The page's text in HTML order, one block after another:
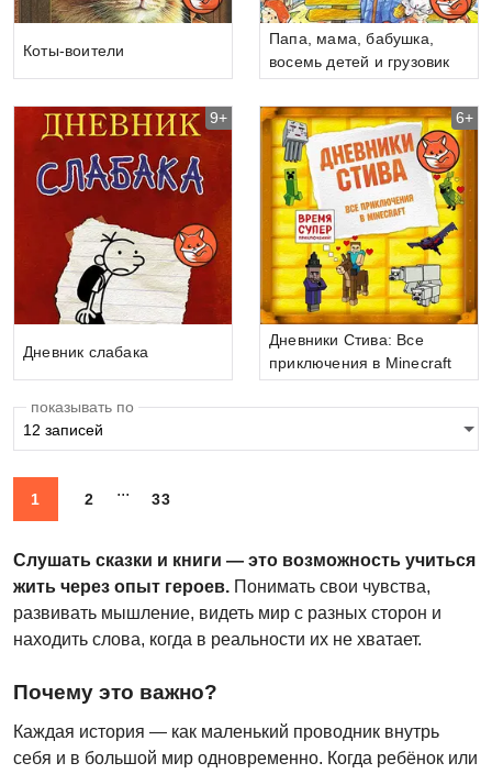
Коты-воители
Папа, мама, бабушка,
восемь детей и грузовик
Дневник слабака
9+
Дневники Стива: Все
приключения в Minecraft
6+
показывать по
1 2 ... 33
Слушать сказки и книги — это возможность учиться
жить через опыт героев. Понимать свои чувства,
развивать мышление, видеть мир с разных сторон и
находить слова, когда в реальности их не хватает.
Почему это важно?
Каждая история — как маленький проводник внутрь
себя и в большой мир одновременно. Когда ребёнок или